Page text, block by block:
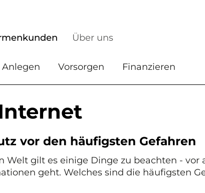
Über uns
Anlegen Vorsorgen Finanzieren
vor den häufigsten Gefahren
Welt gilt es einige Dinge zu beachten - vor
geht. Welches sind die häufigsten